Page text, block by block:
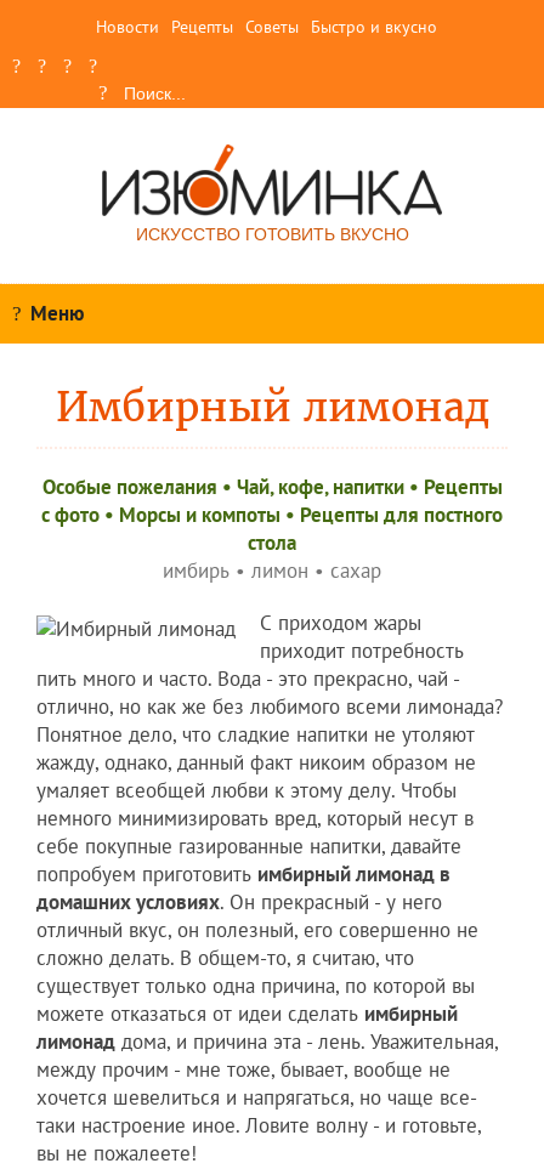
Новости Рецепты Советы Быстро и вкусно
ИСКУССТВО ГОТОВИТЬ ВКУСНО
Меню
Имбирный лимонад
Особые пожелания • Чай, кофе, напитки• Рецепты
c фото • Морсы и компоты • Рецепты для постного
стола
имбирь • лимон • сахар
С приходом жары
приходит потребность
пить много и часто. Вода - это прекрасно, чай -
отлично, но как же без любимого всеми лимонада?
Понятное дело, что сладкие напитки не утоляют
жажду, однако, данный факт никоим образом не
умаляет всеобщей любви к этому делу. Чтобы
немного минимизировать вред, который несут в
себе покупные газированные напитки, давайте
попробуем приготовить имбирный лимонад в
домашних условиях. Он прекрасный - у него
отличный вкус, он полезный, его совершенно не
сложно делать. В общем-то, я считаю, что
существует только одна причина, по которой вы
можете отказаться от идеи сделать имбирный
лимонад дома, и причина эта - лень. Уважительная,
между прочим - мне тоже, бывает, вообще не
хочется шевелиться и напрягаться, но чаще все-
таки настроение иное. Ловите волну - и готовьте,
вы не пожалеете!